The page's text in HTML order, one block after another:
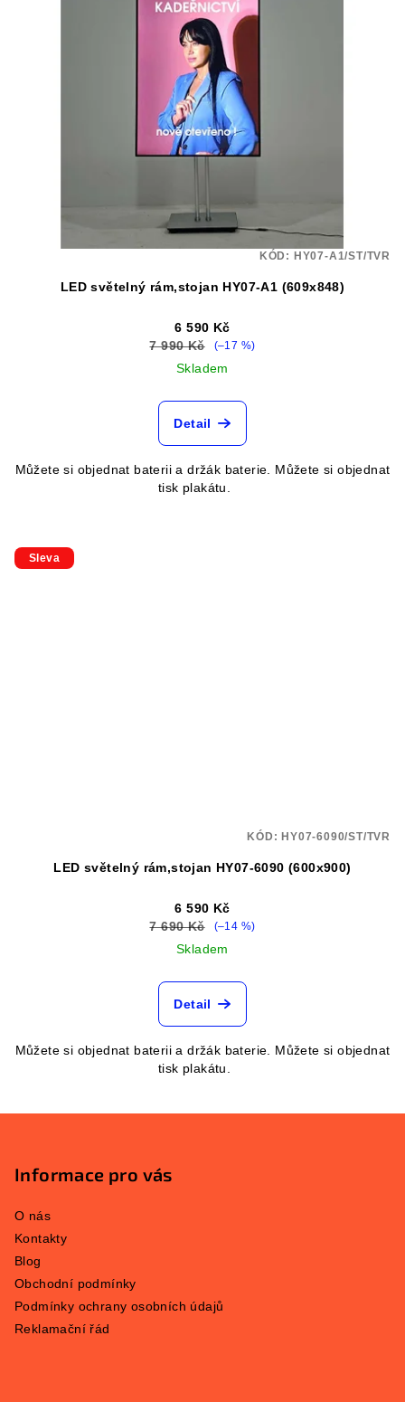
LED světelný rám,stojan HY07-A1 (609x848)
6 590 Kč
7 990 Kč
(–17 %)
Skladem
Detail
Můžete si objednat baterii a držák baterie. Můžete si objednat
tisk plakátu.
KÓD: HY07-A1/ST/TVR
Sleva
LED světelný rám,stojan HY07-6090 (600x900)
6 590 Kč
7 690 Kč
(–14 %)
Skladem
Detail
Můžete si objednat baterii a držák baterie. Můžete si objednat
tisk plakátu.
KÓD: HY07-6090/ST/TVR
Informace pro vás
O nás
Kontakty
Blog
Obchodní podmínky
Podmínky ochrany osobních údajů
Reklamační řád